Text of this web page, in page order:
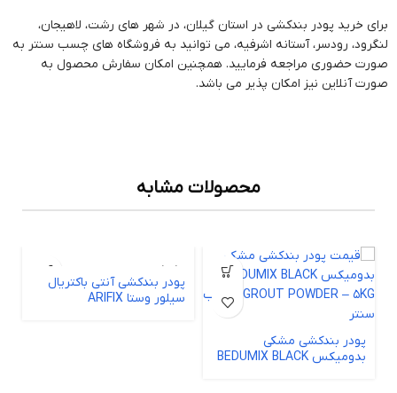
برای خرید پودر بندکشی در استان گیلان، در شهر های رشت، لاهیجان،
لنگرود، رودسر، آستانه اشرفیه، می توانید به فروشگاه های چسب سنتر به
صورت حضوری مراجعه فرمایید. همچنین امکان سفارش محصول به
صورت آنلاین نیز امکان پذیر می باشد.
محصولات مشابه
پودر بندکشی مشکی
بدومیکس BEDUMIX BLACK
اتمام موجود
ی
پودر بندکشی آنتی باکتریال
سیلور وستا ARIFIX